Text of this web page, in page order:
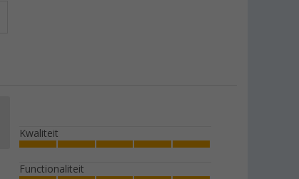
Kwaliteit
Functionaliteit